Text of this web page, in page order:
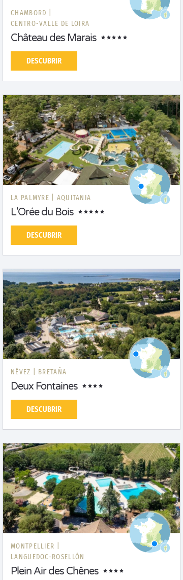
CHAMBORD |
CENTRO-VALLE DE LOIRA
Château des Marais
DESCUBRIR
LA PALMYRE | AQUITANIA
L'Orée du Bois
DESCUBRIR
NÉVEZ | BRETAÑA
Deux Fontaines
DESCUBRIR
MONTPELLIER |
LANGUEDOC-ROSELLÓN
Plein Air des Chênes